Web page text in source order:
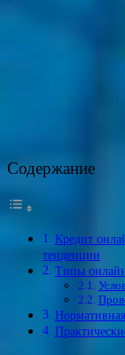
Содержание
Кредит
тенденции
Типы